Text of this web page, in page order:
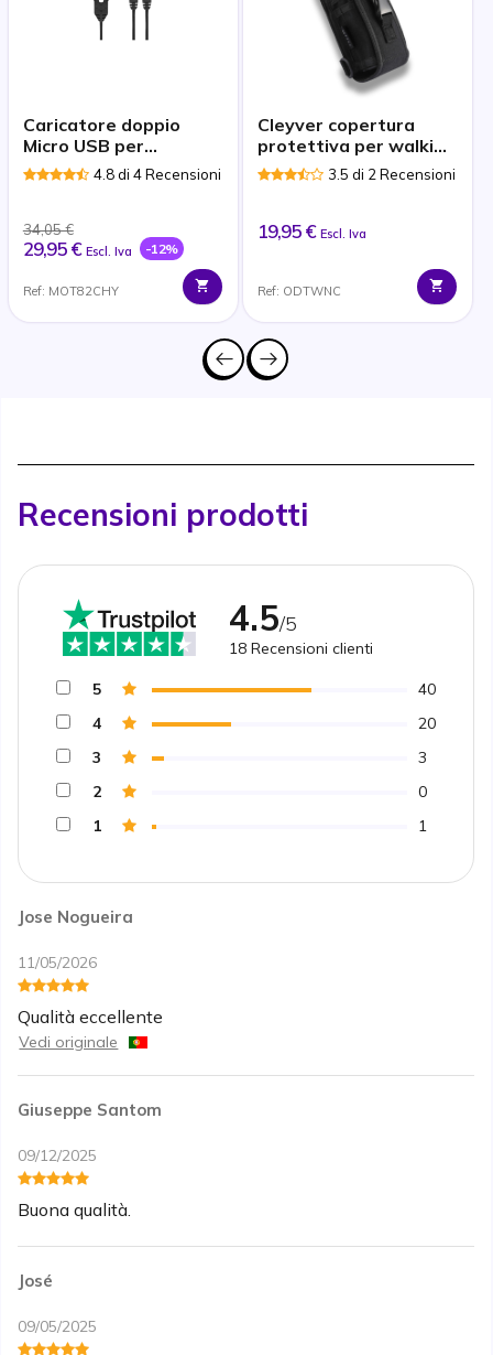
Caricatore doppio
Micro USB per
Motorola TLKR T82
4.8 di 4 Recensioni
34,05 €
29,95 € Escl. Iva -12%
Ref: MOT82CHY
Cleyver copertura
protettiva per walkie-
talkie
3.5 di 2 Recensioni
19,95 € Escl. Iva
Ref: ODTWNC
Recensioni prodotti
Jose Nogueira
11/05/2026
Qualità eccellente
Vedi originale
Giuseppe Santom
09/12/2025
Buona qualità.
José
09/05/2025
4.5/5
18 Recensioni clienti
5
40
4
20
3
3
2
0
1
1